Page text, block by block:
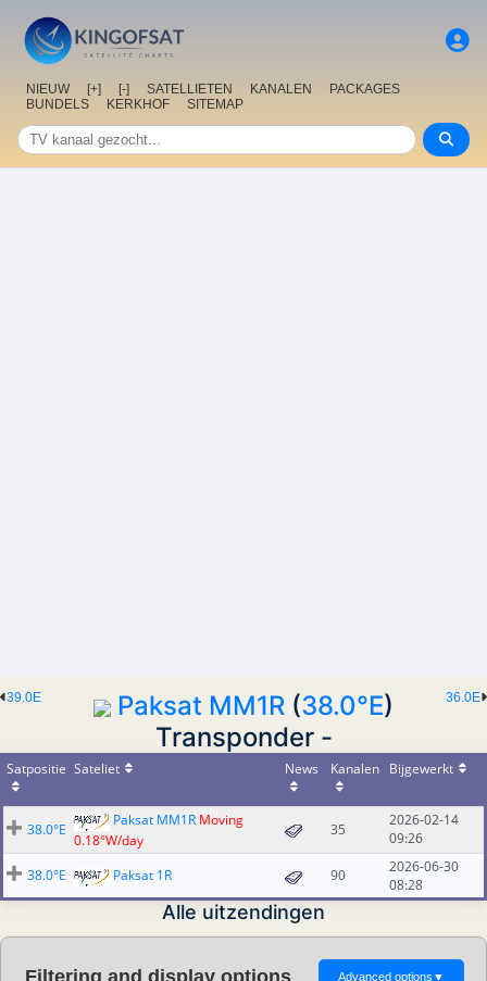
NIEUW [+] [-] SATELLIETEN KANALEN
PACKAGES
BUNDELS
KERKHOF SITEMAP
36.0E
39.0E Paksat MM1R (38.0°E)
Transponder -
Satpositie Sateliet News Kanalen Bijgewerkt
38.0°E
Paksat MM1R Moving
0.18°W/day
35
2026-02-14
09:26
38.0°E
Paksat 1R 90
2026-06-30
08:28
Alle uitzendingen
Filtering and display options Advanced options ▼